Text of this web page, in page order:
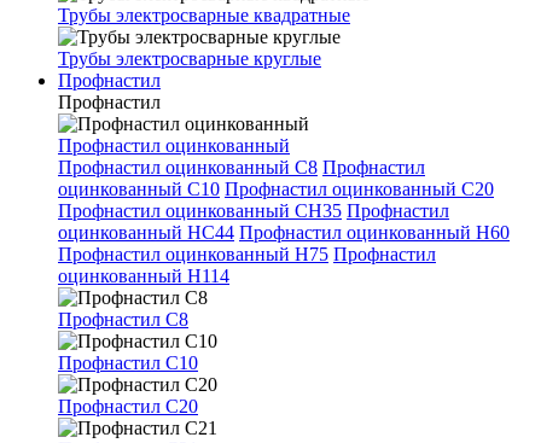
Трубы электросварные квадратные
Трубы электросварные круглые
Профнастил
Профнастил
Профнастил оцинкованный
Профнастил оцинкованный С8 Профнастил
оцинкованный С10 Профнастил оцинкованный С20
Профнастил оцинкованный СН35 Профнастил
оцинкованный НС44 Профнастил оцинкованный Н60
Профнастил оцинкованный Н75 Профнастил
оцинкованный Н114
Профнастил С8
Профнастил С10
Профнастил С20